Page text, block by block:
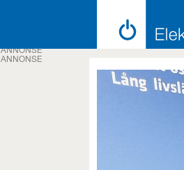
ANNONSE
ANNONSE